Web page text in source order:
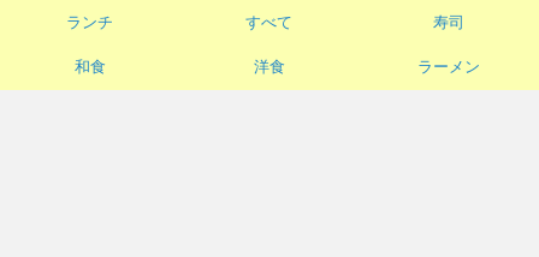
ランチ すべて 寿司
和食 洋食 ラーメン